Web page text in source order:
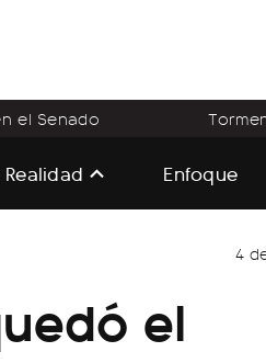
el Senado
Realidad Enfoque
4
el